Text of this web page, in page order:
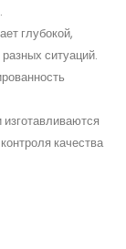
глубокой,
ситуаций.
качества